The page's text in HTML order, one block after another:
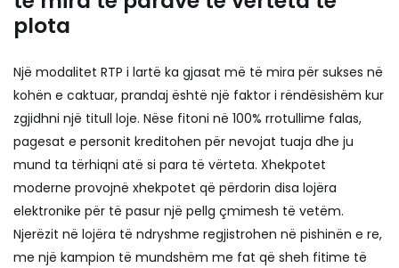
plota
Një modalitet RTP i lartë ka gjasat më të mira për sukses në
kohën e caktuar, prandaj është një faktor i rëndësishëm kur
zgjidhni një titull loje. Nëse fitoni në 100% rrotullime falas,
pagesat e personit kreditohen për nevojat tuaja dhe ju
mund ta tërhiqni atë si para të vërteta. Xhekpotet
moderne provojnë xhekpotet që përdorin disa lojëra
elektronike për të pasur një pellg çmimesh të vetëm.
Njerëzit në lojëra të ndryshme regjistrohen në pishinën e re,
me një kampion të mundshëm me fat që sheh fitime të